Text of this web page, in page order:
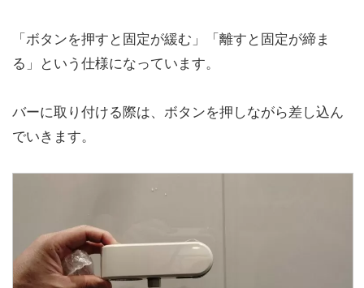
「ボタンを押すと固定が緩む」「離すと固定が締ま
る」という仕様になっています。
バーに取り付ける際は、ボタンを押しながら差し込ん
でいきます。